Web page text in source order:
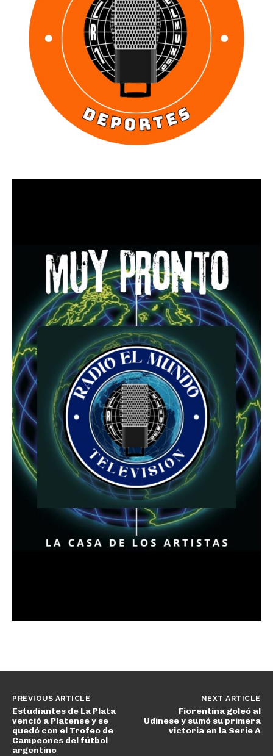
PREVIOUS ARTICLE
Estudiantes de La Plata
venció a Platense y se
quedó con el Trofeo de
Campeones del fútbol
argentino
NEXT ARTICLE
Fiorentina goleó al
Udinese y sumó su primera
victoria en la Serie A